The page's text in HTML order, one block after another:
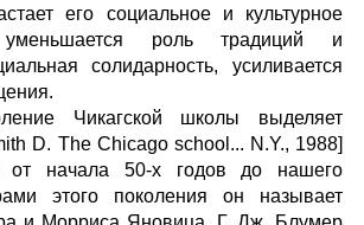
его социальное и культурное
уменьшается роль традиций и
солидарность, усиливается
Чикагской школы выделяет
D. The Chicago school... N.Y., 1988]
от начала 50-х годов до нашего
этого поколения он называет